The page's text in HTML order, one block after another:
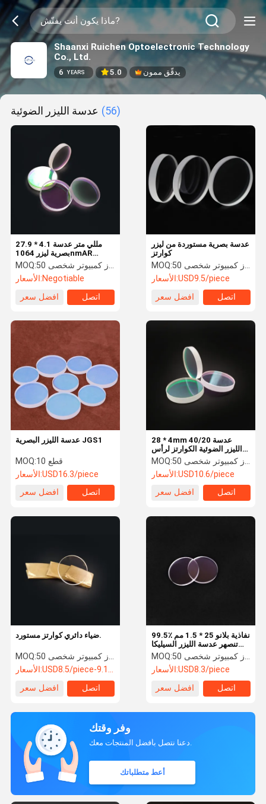
Shaanxi Ruichen Optoelectronic Technology
Co., Ltd.
6 YEARS 5.0 يدقّق ممون
عدسة الليزر الضوئية (56)
27.9 * 4.1 مللي متر عدسة
بصرية ليزر 1064nmAR
مستورد كوارتز مصهور سيليكا
لرأس الليزر
MOQ:
50 جهاز كمبيوتر شخصى
الأسعار:Negotiable
افضل سعر
اتصل
عدسة بصرية مستوردة من ليزر
كوارتز
MOQ:
50 جهاز كمبيوتر شخصى
الأسعار:USD9.5/piece
افضل سعر
اتصل
عدسة الليزر البصرية JGS1
MOQ:
10 قطع
الأسعار:USD16.3/piece
افضل سعر
اتصل
28 * 4mm 40/20 عدسة
الليزر الضوئية الكوارتز لرأس
القطع بالليزر
MOQ:
50 جهاز كمبيوتر شخصى
الأسعار:USD10.6/piece
افضل سعر
اتصل
ضياء دائري كوارتز مستورد.
MOQ:
50 جهاز كمبيوتر شخصى
الأسعار:USD8.5/piece-9.1/piece
افضل سعر
اتصل
99.5٪ نفاذية بلانو 25 * 1.5 مم
تنصهر عدسة الليزر السيليكا
الضوئية
MOQ:
50 جهاز كمبيوتر شخصى
الأسعار:USD8.3/piece
افضل سعر
اتصل
وفر وقتك
أعط متطلباتك